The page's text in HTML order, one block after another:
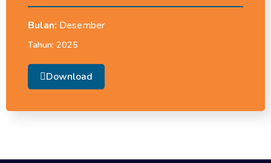
Bulan: Desember
Tahun: 2025
Download